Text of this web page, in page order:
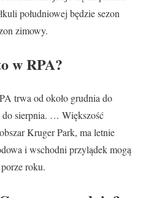
południowej będzie sezon
zimowy.
w RPA?
trwa od około grudnia do
do sierpnia. … Większość
Kruger Park, ma letnie
i wschodni przylądek mogą
roku.